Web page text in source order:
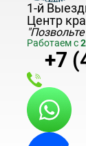
1-й
Центр
Работаем с
+7